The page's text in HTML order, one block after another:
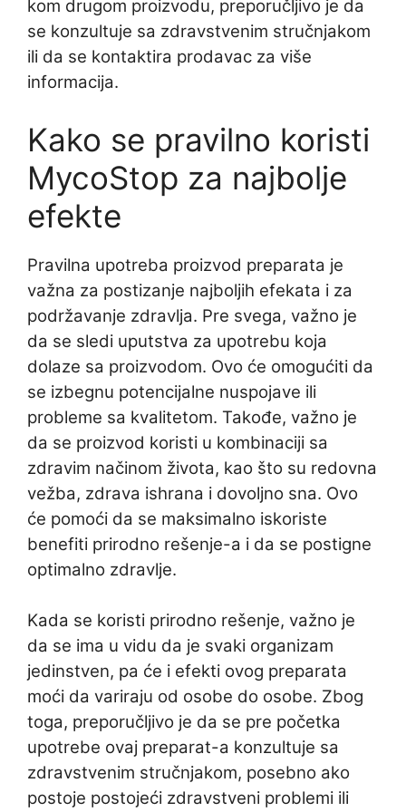
kom drugom proizvodu, preporučljivo je da
se konzultuje sa zdravstvenim stručnjakom
ili da se kontaktira prodavac za više
informacija.
Kako se pravilno koristi
MycoStop za najbolje
efekte
Pravilna upotreba proizvod preparata je
važna za postizanje najboljih efekata i za
podržavanje zdravlja. Pre svega, važno je
da se sledi uputstva za upotrebu koja
dolaze sa proizvodom. Ovo će omogućiti da
se izbegnu potencijalne nuspojave ili
probleme sa kvalitetom. Takođe, važno je
da se proizvod koristi u kombinaciji sa
zdravim načinom života, kao što su redovna
vežba, zdrava ishrana i dovoljno sna. Ovo
će pomoći da se maksimalno iskoriste
benefiti prirodno rešenje-a i da se postigne
optimalno zdravlje.
Kada se koristi prirodno rešenje, važno je
da se ima u vidu da je svaki organizam
jedinstven, pa će i efekti ovog preparata
moći da variraju od osobe do osobe. Zbog
toga, preporučljivo je da se pre početka
upotrebe ovaj preparat-a konzultuje sa
zdravstvenim stručnjakom, posebno ako
postoje postojeći zdravstveni problemi ili